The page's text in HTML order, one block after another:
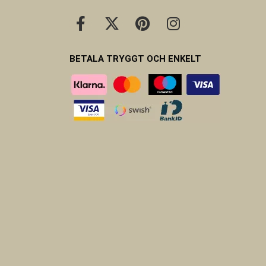
BETALA TRYGGT OCH ENKELT